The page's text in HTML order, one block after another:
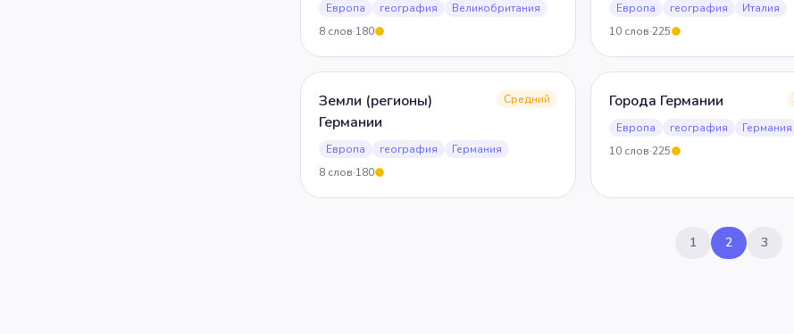
Европа
география
Великобритания
8 слов·180
Европа
география
Италия
10 слов·225
Земли (регионы)
Германии
Средний
Европа география
Германия
8 слов·180
Города Германии
Европа
география
Германия
10 слов·225
1 2 3